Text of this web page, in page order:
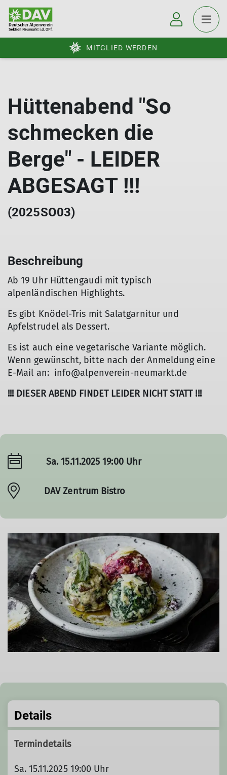
MITGLIED WERDEN
Hüttenabend "So
schmecken die
Berge" - LEIDER
ABGESAGT !!!
(2025SO03)
Beschreibung
Ab 19 Uhr Hüttengaudi mit typisch
alpenländischen Highlights.
Es gibt Knödel-Tris mit Salatgarnitur und
Apfelstrudel als Dessert.
Es ist auch eine vegetarische Variante möglich.
Wenn gewünscht, bitte nach der Anmeldung eine
E-Mail an: info@alpenverein-neumarkt.de
!!! DIESER ABEND FINDET LEIDER NICHT STATT !!!
Sa. 15.11.2025 19:00 Uhr
DAV Zentrum Bistro
Details
Termindetails
Sa. 15.11.2025 19:00 Uhr